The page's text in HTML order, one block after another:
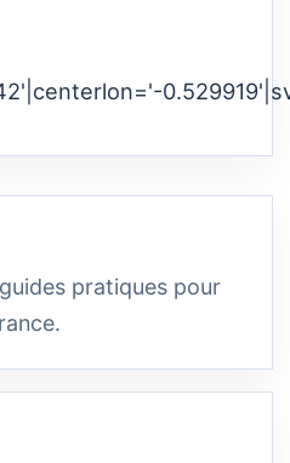
pratiques pour